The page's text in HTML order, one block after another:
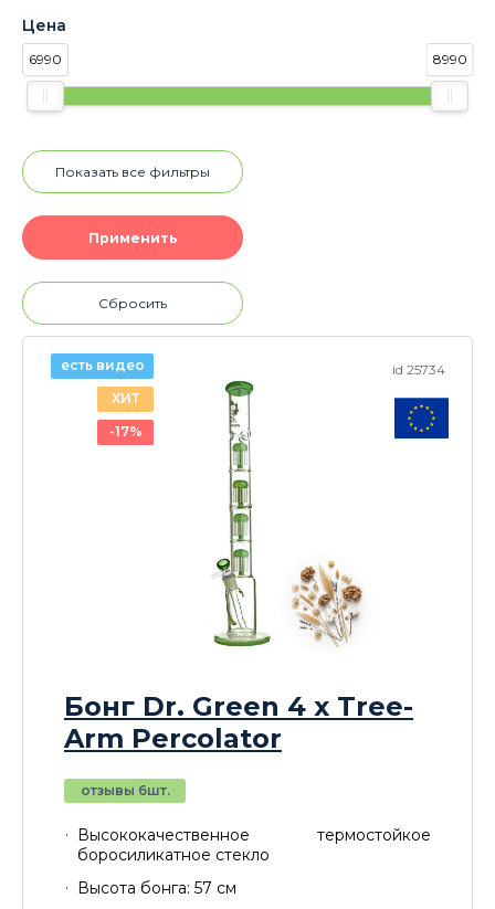
Цена
6990 8990
Показать все фильтры
Сбросить
id 25734
есть видео
ХИТ
-17%
Бонг Dr. Green 4 x Tree-
Arm Percolator
отзывы 6шт.
Высококачественное термостойкое
боросиликатное стекло
Высота бонга: 57 см